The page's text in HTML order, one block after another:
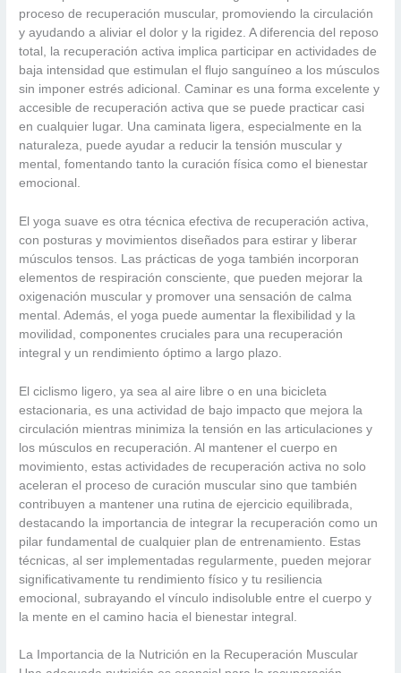
proceso de recuperación muscular, promoviendo la circulación
y ayudando a aliviar el dolor y la rigidez. A diferencia del reposo
total, la recuperación activa implica participar en actividades de
baja intensidad que estimulan el flujo sanguíneo a los músculos
sin imponer estrés adicional. Caminar es una forma excelente y
accesible de recuperación activa que se puede practicar casi
en cualquier lugar. Una caminata ligera, especialmente en la
naturaleza, puede ayudar a reducir la tensión muscular y
mental, fomentando tanto la curación física como el bienestar
emocional.
El yoga suave es otra técnica efectiva de recuperación activa,
con posturas y movimientos diseñados para estirar y liberar
músculos tensos. Las prácticas de yoga también incorporan
elementos de respiración consciente, que pueden mejorar la
oxigenación muscular y promover una sensación de calma
mental. Además, el yoga puede aumentar la flexibilidad y la
movilidad, componentes cruciales para una recuperación
integral y un rendimiento óptimo a largo plazo.
El ciclismo ligero, ya sea al aire libre o en una bicicleta
estacionaria, es una actividad de bajo impacto que mejora la
circulación mientras minimiza la tensión en las articulaciones y
los músculos en recuperación. Al mantener el cuerpo en
movimiento, estas actividades de recuperación activa no solo
aceleran el proceso de curación muscular sino que también
contribuyen a mantener una rutina de ejercicio equilibrada,
destacando la importancia de integrar la recuperación como un
pilar fundamental de cualquier plan de entrenamiento. Estas
técnicas, al ser implementadas regularmente, pueden mejorar
significativamente tu rendimiento físico y tu resiliencia
emocional, subrayando el vínculo indisoluble entre el cuerpo y
la mente en el camino hacia el bienestar integral.
La Importancia de la Nutrición en la Recuperación Muscular